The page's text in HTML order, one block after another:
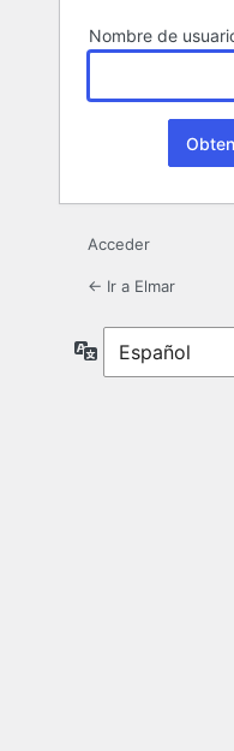
Nombre de
Acceder
← Ir a Elmar
Idioma